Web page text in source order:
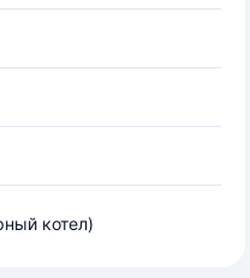
котел)